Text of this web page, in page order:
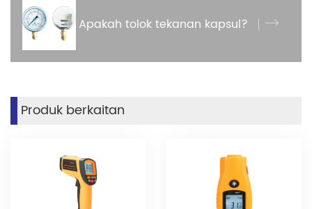
Apakah tolok tekanan kapsul?
Produk berkaitan